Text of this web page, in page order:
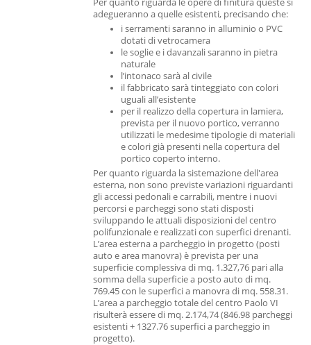
Per quanto riguarda le opere di finitura queste si
adegueranno a quelle esistenti, precisando che:
i serramenti saranno in alluminio o PVC
dotati di vetrocamera
le soglie e i davanzali saranno in pietra
naturale
l’intonaco sarà al civile
il fabbricato sarà tinteggiato con colori
uguali all’esistente
per il realizzo della copertura in lamiera,
prevista per il nuovo portico, verranno
utilizzati le medesime tipologie di materiali
e colori già presenti nella copertura del
portico coperto interno.
Per quanto riguarda la sistemazione dell'area
esterna, non sono previste variazioni riguardanti
gli accessi pedonali e carrabili, mentre i nuovi
percorsi e parcheggi sono stati disposti
sviluppando le attuali disposizioni del centro
polifunzionale e realizzati con superfici drenanti.
L’area esterna a parcheggio in progetto (posti
auto e area manovra) è prevista per una
superficie complessiva di mq. 1.327,76 pari alla
somma della superficie a posto auto di mq.
769.45 con le superfici a manovra di mq. 558.31.
L’area a parcheggio totale del centro Paolo VI
risulterà essere di mq. 2.174,74 (846.98 parcheggi
esistenti + 1327.76 superfici a parcheggio in
progetto).